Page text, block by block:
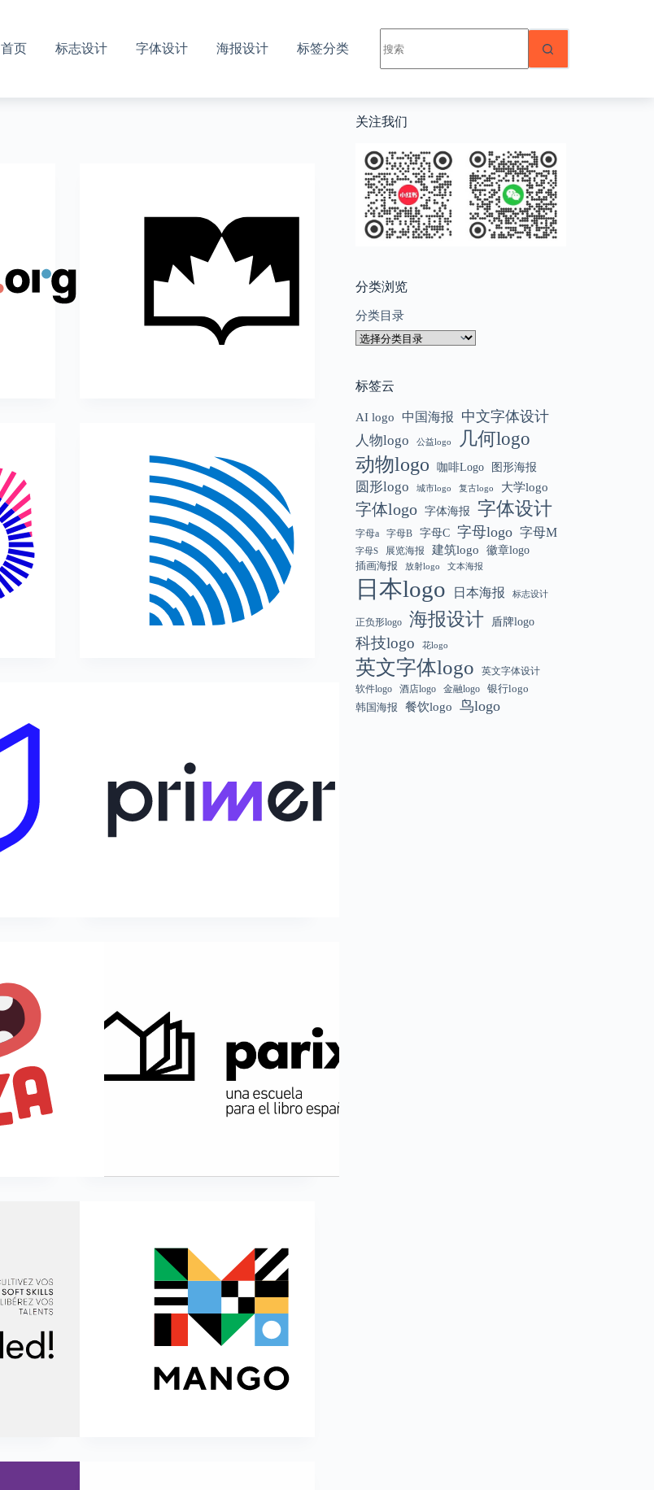
首页 标志设计 字体设计 海报设计 标签分类
结
果
关注我们
分类浏览
分类目录
标签云
AI logo 中国海报 中文字体设计
人物logo 公益logo
几何logo
动物logo
咖啡Logo 图形海报
圆形logo 城市logo 复古logo 大学logo
字体logo 字体海报 字体设计
字母a 字母B 字母C 字母logo 字母M
字母S 展览海报 建筑logo 徽章logo
插画海报 放射logo 文本海报
日本logo 日本海报 标志设计
正负形logo 海报设计 盾牌logo
科技logo 花logo
英文字体logo
英文字体设计
软件logo
酒店logo 金融logo
银行logo
韩国海报
餐饮logo 鸟logo